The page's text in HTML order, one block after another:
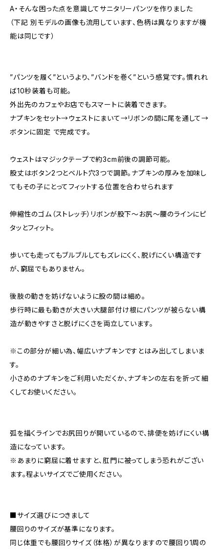
A・そんな困った点を意識してサニタリーパンツを作りました
（下記 別モデルの画像も流用しています、色柄は異なりますが機
能は同じです）
”パンツを履く”というより、”バンドを巻く”という感覚です。慣れれ
ば10秒装着も可能。
外出先のカフェやお店でもスマートに装着できます。
ナプキンをセット→ウェストにまいて→リボンの間に尾を通して→
ボタンに固定 で完成です。
ウェストはマジックテープで約3cm前後の調節可能。
股丈はボタン2つとベルト穴3つで調節。ナプキンの厚みを加味し
てもその子にとってフィットする位置を合わせられます
伸縮性のゴム（ストレッチ）リボンが股下〜お尻〜腰のラインにピ
タッとフィット。
歩いても走ってもブルブルしてもズレにくく、脱げにくい構造です
が、窮屈でもありません。
後肢の動きを妨げないように股の間は細め。
歩行時に最も動きが大きい大腿部付け根にパンツが被らない構
造が動きやすさと脱げにくさを両立しています。
※この部分が細い為、幅広いナプキンですとはみ出してしまいま
す。
小さめのナプキンをご利用いただくか、ナプキンの左右を折って細
くしてお使いください。
弧を描くラインでお尻回りが開いているので、排便を妨げにくい構
造になっています。
※あまりに窮屈に着せますと、肛門に被ってしまう恐れがござい
ます。程よいサイズでご使用ください。
■サイズ選びにつきまして
腰回りのサイズが基準になります。
同じ体重でも腰回りサイズ（体格）が異なりますので腰回り1周の